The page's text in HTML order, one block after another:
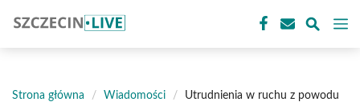
treści
Strona główna / Wiadomości /
Utrudnienia w ruchu z powodu